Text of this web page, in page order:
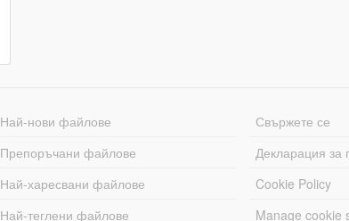
Най-нови файлове
Препоръчани файлове
Най-харесвани файлове
Най-теглени файлове
Свържете се
Декларация за
Cookie Policy
Manage cookie